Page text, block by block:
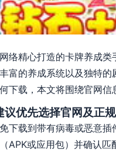
络精心打造的卡牌养成
富的养成系统以及独特
下载，本文将围绕官网信
议优先选择官网及正
下载到带有病毒或恶意
APK或应用包）并确认